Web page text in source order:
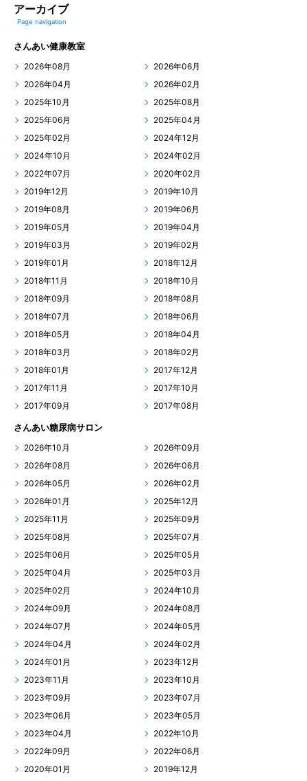
アーカイブ
Page navigation
さんあい健康教室
2026年08月
2026年06月
2026年04月
2026年02月
2025年10月
2025年08月
2025年06月
2025年04月
2025年02月
2024年12月
2024年10月
2024年02月
2022年07月
2020年02月
2019年12月
2019年10月
2019年08月
2019年06月
2019年05月
2019年04月
2019年03月
2019年02月
2019年01月
2018年12月
2018年11月
2018年10月
2018年09月
2018年08月
2018年07月
2018年06月
2018年05月
2018年04月
2018年03月
2018年02月
2018年01月
2017年12月
2017年11月
2017年10月
2017年09月
2017年08月
さんあい糖尿病サロン
2026年10月
2026年09月
2026年08月
2026年06月
2026年05月
2026年02月
2026年01月
2025年12月
2025年11月
2025年09月
2025年08月
2025年07月
2025年06月
2025年05月
2025年04月
2025年03月
2025年02月
2024年10月
2024年09月
2024年08月
2024年07月
2024年05月
2024年04月
2024年02月
2024年01月
2023年12月
2023年11月
2023年10月
2023年09月
2023年07月
2023年06月
2023年05月
2023年04月
2022年10月
2022年09月
2022年06月
2020年01月
2019年12月